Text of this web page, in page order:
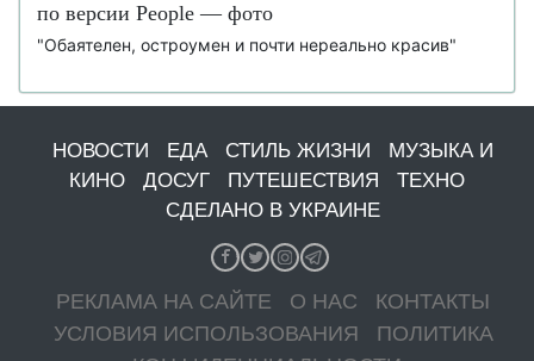
по версии People — фото
"Обаятелен, остроумен и почти нереально красив"
НОВОСТИ ЕДА СТИЛЬ ЖИЗНИ
МУЗЫКА И
КИНО
ДОСУГ ПУТЕШЕСТВИЯ
ТЕХНО
СДЕЛАНО В УКРАИНЕ
РЕКЛАМА НА САЙТЕ О НАС
КОНТАКТЫ
УСЛОВИЯ ИСПОЛЬЗОВАНИЯ
ПОЛИТИКА